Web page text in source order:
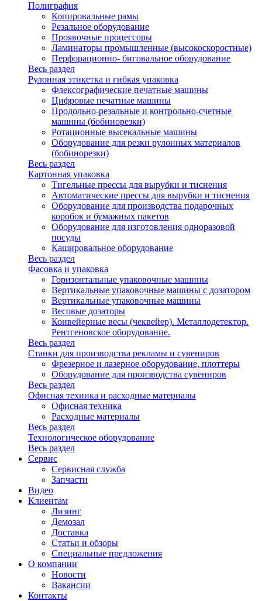
Полиграфия
Копировальные рамы
Резальное оборудование
Проявочные процессоры
Ламинаторы промышленные (высокоскоростные)
Перфорационно- биговальное оборудование
Весь раздел
Рулонная этикетка и гибкая упаковка
Флексографические печатные машины
Цифровые печатные машины
Продольно-резальные и контрольно-счетные
машины (бобинорезки)
Ротационные высекальные машины
Оборудование для резки рулонных материалов
(бобинорезки)
Весь раздел
Картонная упаковка
Тигельные прессы для вырубки и тиснения
Автоматические прессы для вырубки и тиснения
Оборудование для производства подарочных
коробок и бумажных пакетов
Оборудование для изготовления одноразовой
посуды
Кашировальное оборудование
Весь раздел
Фасовка и упаковка
Горизонтальные упаковочные машины
Вертикальные упаковочные машины с дозатором
Вертикальные упаковочные машины
Весовые дозаторы
Конвейерные весы (чеквейер). Металлодетектор.
Рентгеновское оборудование.
Весь раздел
Станки для производства рекламы и сувениров
Фрезерное и лазерное оборудование, плоттеры
Оборудование для производства сувениров
Весь раздел
Офисная техника и расходные материалы
Офисная техника
Расходные материалы
Весь раздел
Технологическое оборудование
Весь раздел
Сервис
Сервисная служба
Запчасти
Видео
Клиентам
Лизинг
Демозал
Доставка
Статьи и обзоры
Специальные предложения
О компании
Новости
Вакансии
Контакты